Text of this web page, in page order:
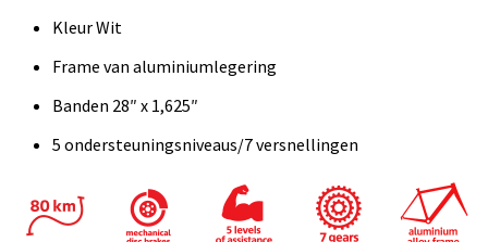
Kleur Wit
Frame van aluminiumlegering
Banden 28″ x 1,625″
5 ondersteuningsniveaus/7 versnellingen